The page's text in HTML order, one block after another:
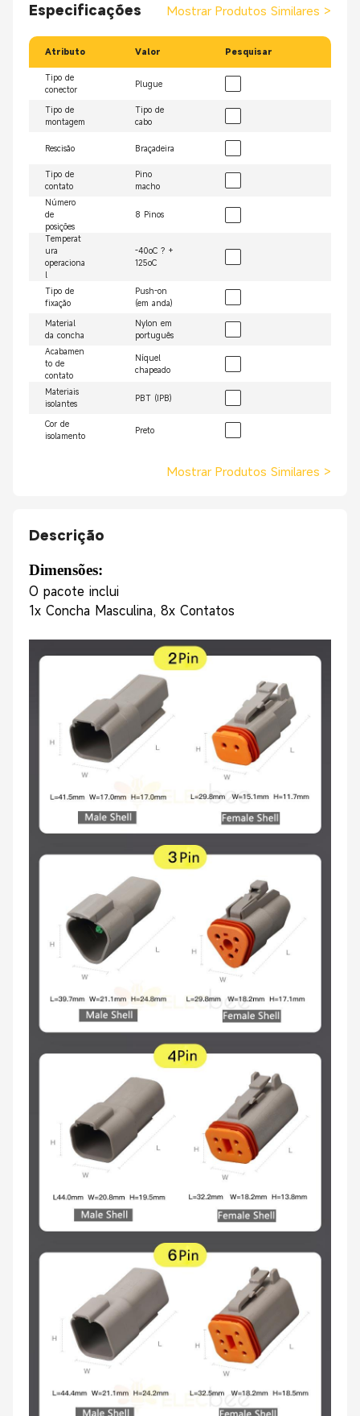
Especificações Mostrar Produtos Similares >
Atributo Valor Pesquisar
Tipo de
conector
Plugue
Tipo de
montagem
Tipo de
cabo
Rescisão Braçadeira
Tipo de
contato
Pino
macho
Número
de
posições
8 Pinos
Temperat
ura
operaciona
l
-40oC ? +
125oC
Tipo de
fixação
Push-on
(em anda)
Material
da concha
Nylon em
português
Acabamen
to de
contato
Níquel
chapeado
Materiais
isolantes
PBT (IPB)
Cor de
isolamento
Preto
Mostrar Produtos Similares >
Descrição
Dimensões:
O pacote inclui
1x Concha Masculina, 8x Contatos